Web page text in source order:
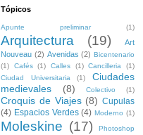
Tópicos
Apunte preliminar (1)
Arquitectura (19)
Art
Nouveau (2) Avenidas (2) Bicentenario
(1)
Cafés (1) Calles (1) Cancilleria
(1)
Ciudad Universitaria
(1)
Ciudades
medievales
(8) Colectivo (1)
Croquis de Viajes (8) Cupulas
(4) Espacios Verdes (4) Moderno (1)
Moleskine (17)
Photoshop